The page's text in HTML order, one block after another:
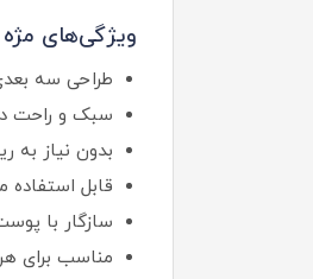
ویژگی‌های
طراحی سه‌
سبک و راحت
بدون نیاز به
قابل استفاده مجدد تا 10–15 بار: حفظ فرم و کیفیت
سازگار با
مناسب برای